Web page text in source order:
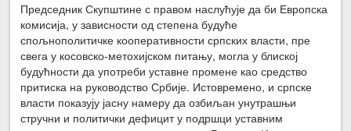
Председник Скупштине с правом наслућује да би Европска
комисија, у зависности од степена будуће
спољнополитичке кооперативности српских власти, пре
свега у косовско-метохијском питању, могла у блиској
будућности да употреби уставне промене као средство
притиска на руководство Србије. Истовремено, и српске
власти показују јасну намеру да озбиљан унутрашњи
стручни и политички дефицит у подршци уставним